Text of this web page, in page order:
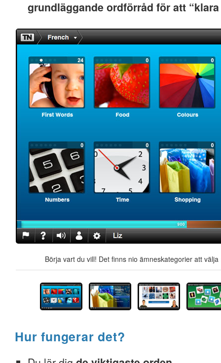
grundläggande ordförråd för att
Börja vart du vill! Det finns nio ämneskategorier att
Hur fungerar det?